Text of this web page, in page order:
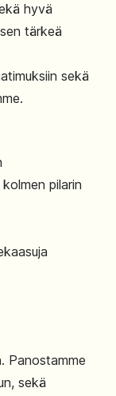
hyvä
tärkeä
sekä
pilarin
Panostamme
sekä